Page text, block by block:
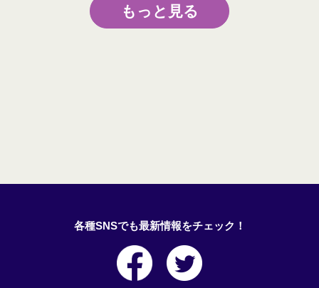
もっと見る
各種SNSでも最新情報をチェック！